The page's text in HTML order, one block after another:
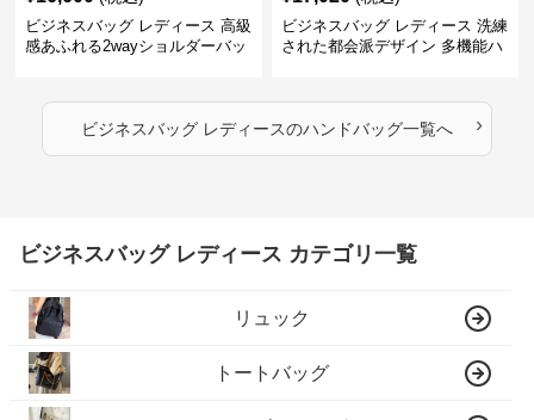
ビジネスバッグ レディース 高級
感あふれる2wayショルダーバッ
ビジネスバッグ レディース 洗練
された都会派デザイン 多機能ハ
ビジネスバッグ レディースのハンドバッグ一覧へ ›
ビジネスバッグ レディース カテゴリ一覧
リュック
トートバッグ